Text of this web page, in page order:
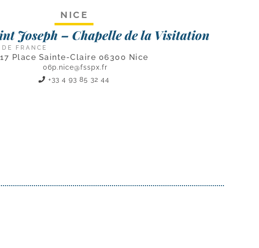
NICE
Joseph – Chapelle de la Visitation
FRANCE
17 Place Sainte-Claire 06300 Nice
06p.nice@fsspx.fr
+33 4 93 85 32 44